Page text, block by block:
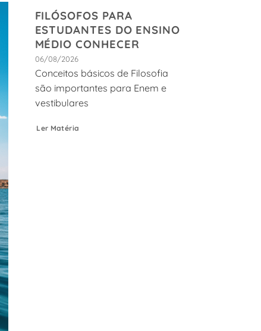
FILÓSOFOS PARA
ESTUDANTES DO ENSINO
MÉDIO CONHECER
06/08/2026
Conceitos básicos de Filosofia
são importantes para Enem e
vestibulares
Ler Matéria